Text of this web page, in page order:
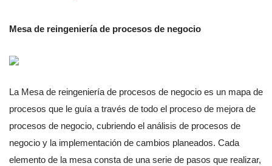
Mesa de reingeniería de procesos de negocio
La Mesa de reingeniería de procesos de negocio es un mapa de
procesos que le guía a través de todo el proceso de mejora de
procesos de negocio, cubriendo el análisis de procesos de
negocio y la implementación de cambios planeados. Cada
elemento de la mesa consta de una serie de pasos que realizar,